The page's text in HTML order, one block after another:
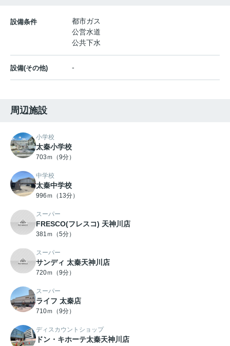
設備条件
都市ガス
公営水道
公共下水
設備(その他) -
周辺施設
小学校
太秦小学校
703ｍ（9分）
中学校
太秦中学校
996ｍ（13分）
スーパー
FRESCO(フレスコ) 天神川店
381ｍ（5分）
スーパー
サンディ 太秦天神川店
720ｍ（9分）
スーパー
ライフ 太秦店
710ｍ（9分）
ディスカウントショップ
ドン・キホーテ太秦天神川店